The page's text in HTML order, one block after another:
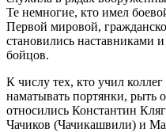
Те немногие, кто имел
Первой мировой,
становились наставниками
бойцов.
К числу тех, кто учил
наматывать портянки, рыть
относились Константин
Чачиков (Чачикашвили) и